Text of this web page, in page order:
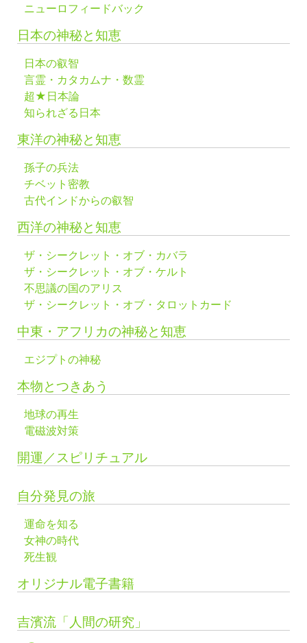
ニューロフィードバック
日本の神秘と知恵
日本の叡智
言霊・カタカムナ・数霊
超★日本論
知られざる日本
東洋の神秘と知恵
孫子の兵法
チベット密教
古代インドからの叡智
西洋の神秘と知恵
ザ・シークレット・オブ・カバラ
ザ・シークレット・オブ・ケルト
不思議の国のアリス
ザ・シークレット・オブ・タロットカード
中東・アフリカの神秘と知恵
エジプトの神秘
本物とつきあう
地球の再生
電磁波対策
開運／スピリチュアル
自分発見の旅
運命を知る
女神の時代
死生観
オリジナル電子書籍
吉濱流「人間の研究」